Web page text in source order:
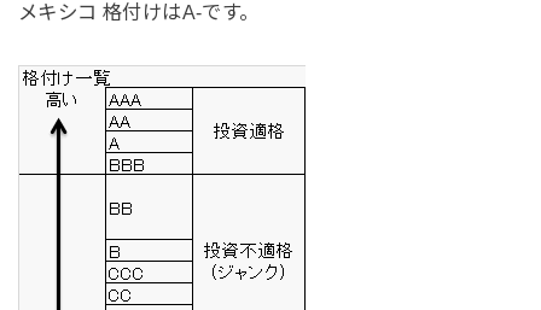
メキシコ 格付けはA-です。